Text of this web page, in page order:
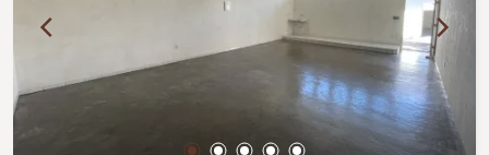
de segurança e internet disponível. Como
diferencial, existe a possibilidade de ampliação
da área da sala, conforme a necessidade do
locatário. Entre em contato para mais